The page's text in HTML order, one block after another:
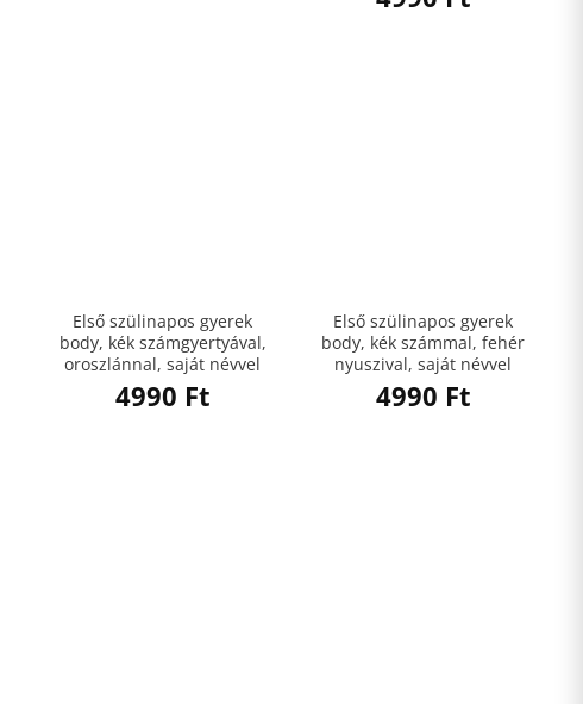
Első szülinapos gyerek
body, kék számgyertyával,
oroszlánnal, saját névvel
4990 Ft
Első szülinapos gyerek
body, kék számmal, fehér
nyuszival, saját névvel
4990 Ft